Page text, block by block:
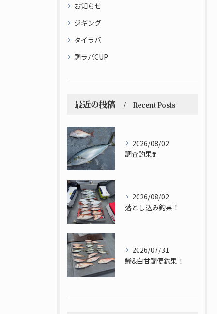
お知らせ
ジギング
タイラバ
鯛ラバCUP
最近の投稿 Recent Posts
2026/08/02
調査釣果❣️
2026/08/02
落とし込み釣果！
2026/07/31
鯵&白甘鯛便釣果！